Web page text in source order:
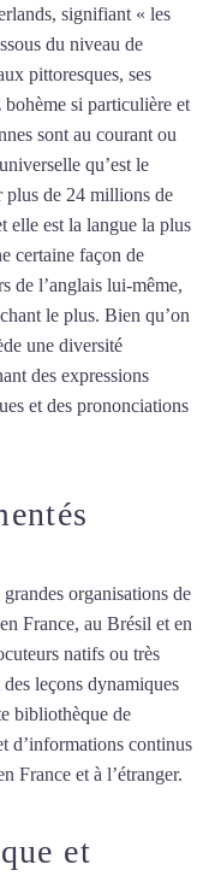
signifiant « les
du niveau de
pittoresques, ses
bohème si particulière et
sont au courant ou
qu’est le
plus de 24 millions de
elle est la langue la plus
certaine façon de
de l’anglais lui-même,
le plus. Bien qu’on
une diversité
des expressions
et des prononciations
grandes organisations de
France, au Brésil et en
natifs ou très
leçons dynamiques
bibliothèque de
d’informations continus
France et à l’étranger.
et